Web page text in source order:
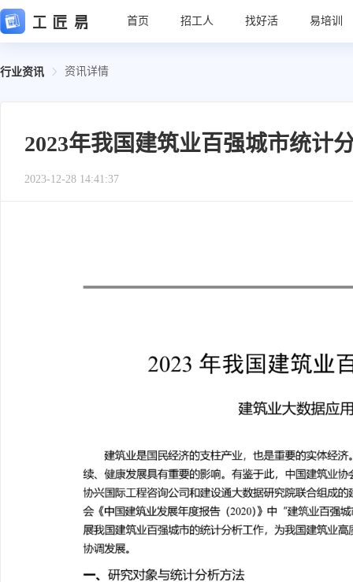
首页 招工人 找好活 易培训
行业资讯 资讯详情
2023年我国建筑业百强城市统计
2023-12-28 14:41:37